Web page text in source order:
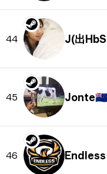
44 J(出
45 Jonte
46